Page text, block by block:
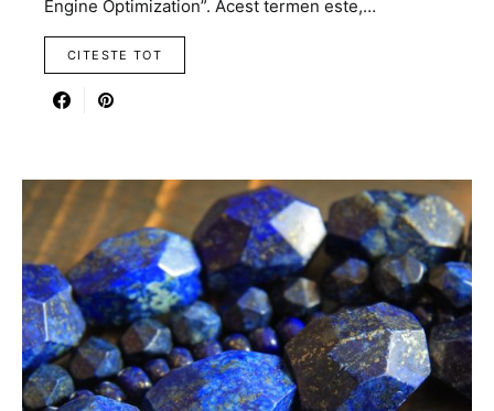
Engine Optimization”. Acest termen este,…
CITESTE TOT